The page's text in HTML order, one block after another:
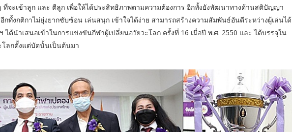
ที่จะเข้าลูก และ ตีลูก เพื่อให้ได้ประสิทธิภาพตามความต้องการ อีกทั้งยังพัฒนาทางด้านสติปัญญา
ทั้งกติกาไม่ยุ่งยากซับซ้อน เล่นสนุก เข้าใจได้ง่าย สามารถสร้างความสัมพันธ์อันดีระหว่างผู้เล่นได้
ด้นำเสนอเข้าในการแข่งขันกีฬาผู้เปลี่ยนอวัยวะโลก ครั้งที่ 16 เมื่อปี พ.ศ. 2550 และ ได้บรรจุใน
โลกตั้งแต่บัดนั้นเป็นต้นมา